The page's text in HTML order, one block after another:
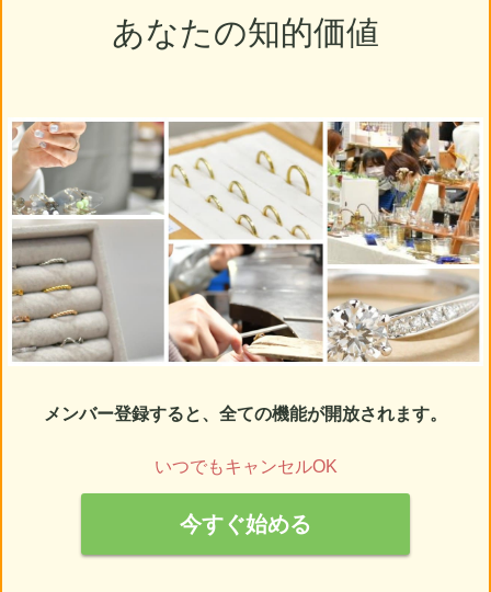
あなたの知的価値
メンバー登録すると、全ての機能が開放されます。
いつでもキャンセルOK
今すぐ始める